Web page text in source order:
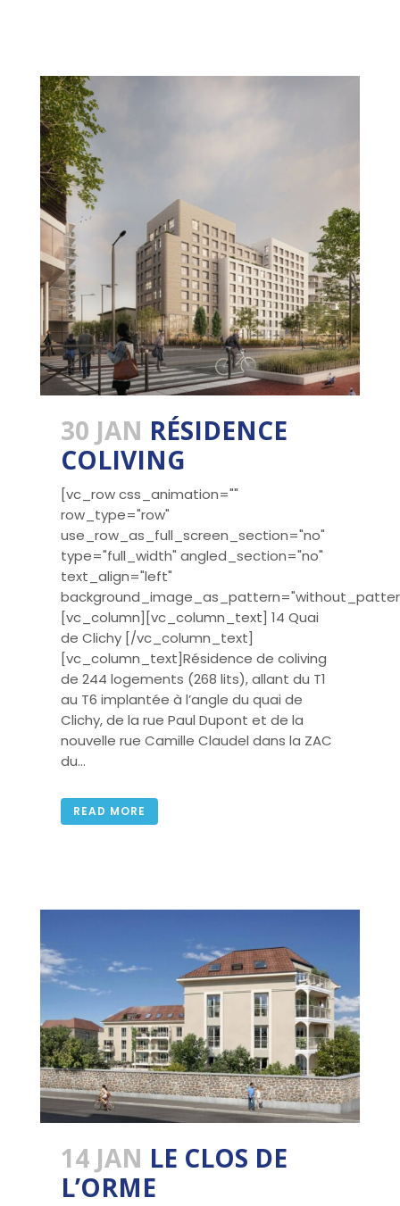
30 JAN RÉSIDENCE
COLIVING
[vc_row css_animation=""
row_type="row"
use_row_as_full_screen_section="no"
type="full_width" angled_section="no"
text_align="left"
[vc_column][vc_column_text] 14 Quai
de Clichy [/vc_column_text]
[vc_column_text]Résidence de coliving
de 244 logements (268 lits), allant du T1
au T6 implantée à l’angle du quai de
Clichy, de la rue Paul Dupont et de la
nouvelle rue Camille Claudel dans la ZAC
du...
READ MORE
14 JAN LE CLOS DE
L’ORME